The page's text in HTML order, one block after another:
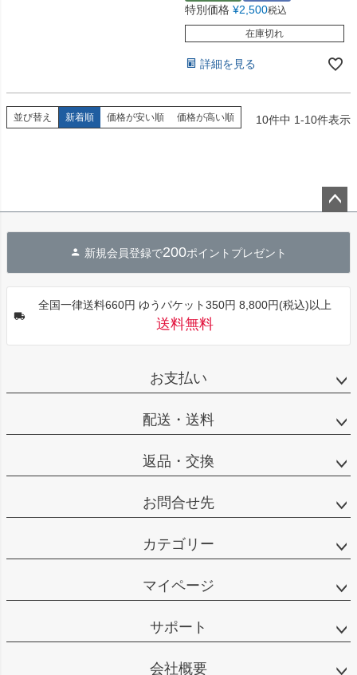
特別価格 ¥2,500税込
在庫切れ
詳細を見る
並び替え 新着順 価格が安い順 価格が高い順 10件中 1-10件表示
へ
新規会員登録で200ポイントプレゼント
全国一律送料660円 ゆうパケット350円 8,800円(税込)以上
送料無料
お支払い
配送・送料
返品・交換
お問合せ先
カテゴリー
マイページ
サポート
会社概要